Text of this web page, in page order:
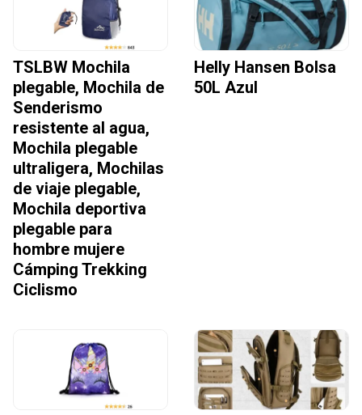
TSLBW Mochila
plegable, Mochila de
Senderismo
resistente al agua,
Mochila plegable
ultraligera, Mochilas
de viaje plegable,
Mochila deportiva
plegable para
hombre mujere
Cámping Trekking
Ciclismo
Helly Hansen Bolsa
50L Azul